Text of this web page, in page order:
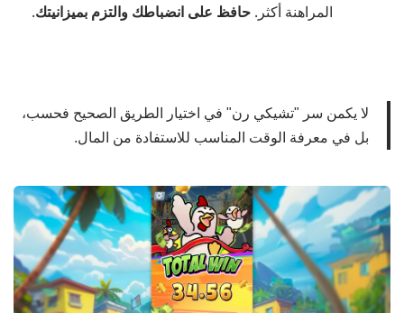
المراهنة أكثر. حافظ على انضباطك والتزم بميزانيتك.
لا يكمن سر "تشيكي رن" في اختيار الطريق الصحيح فحسب،
بل في معرفة الوقت المناسب للاستفادة من المال.